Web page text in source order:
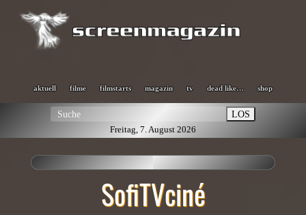
aktuell filme filmstarts magazin tv dead like… shop
LOS
Freitag, 7. August 2026
SofiTVciné